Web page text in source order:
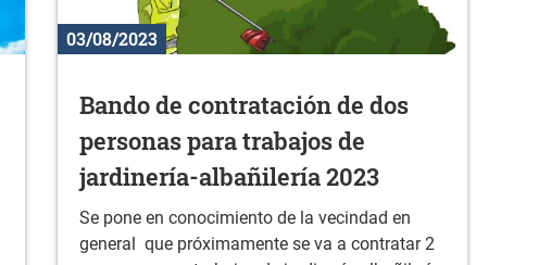
03/08/2023
Bando de contratación de dos
personas para trabajos de
jardinería-albañilería 2023
Se pone en conocimiento de la vecindad en
general que próximamente se va a contratar 2